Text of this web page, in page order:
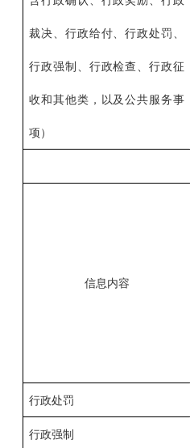
裁决、行政给付、行政处罚、
行政强制、行政检查、行政征
收和其他类，以及公共服务事
项）
信息内容
行政处罚
行政强制